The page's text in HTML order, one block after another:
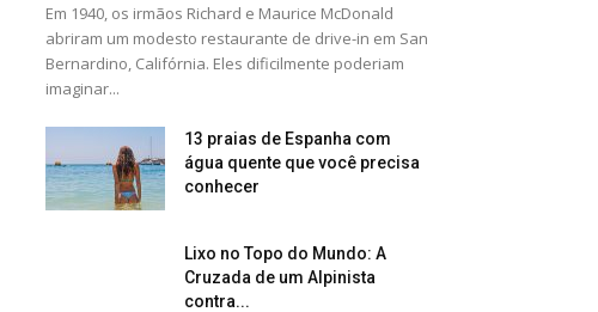
Em 1940, os irmãos Richard e Maurice McDonald
abriram um modesto restaurante de drive-in em San
Bernardino, Califórnia. Eles dificilmente poderiam
imaginar...
13 praias de Espanha com
água quente que você precisa
conhecer
Lixo no Topo do Mundo: A
Cruzada de um Alpinista
contra...